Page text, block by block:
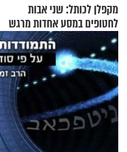
מקפלן לכותל: שני אבות
לחטופים במסע אחדות מרגש